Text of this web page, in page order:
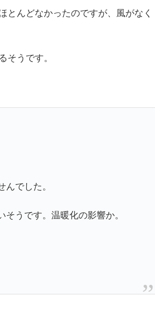
とんどなかったのですが、風がなく
そうです。
でした。
うです。温暖化の影響か。